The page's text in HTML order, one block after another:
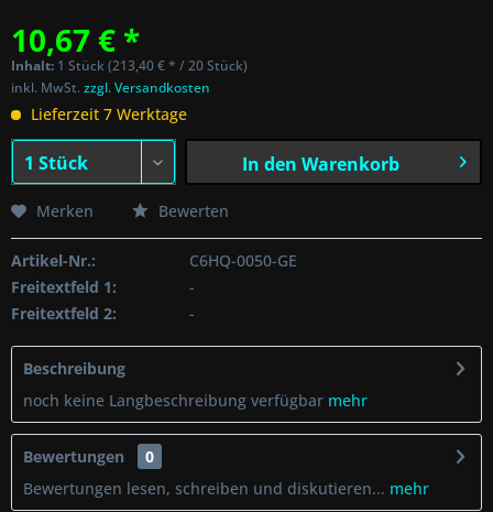
10,67 € *
Inhalt: 1 Stück (213,40 € * / 20 Stück)
inkl. MwSt.zzgl. Versandkosten
Lieferzeit 7 Werktage
In den Warenkorb
Merken Bewerten
Artikel-Nr.:
C6HQ-0050-GE
Freitextfeld 1:
-
Freitextfeld 2:
-
Beschreibung
noch keine Langbeschreibung verfügbar mehr
Bewertungen
0
Bewertungen lesen, schreiben und diskutieren... mehr